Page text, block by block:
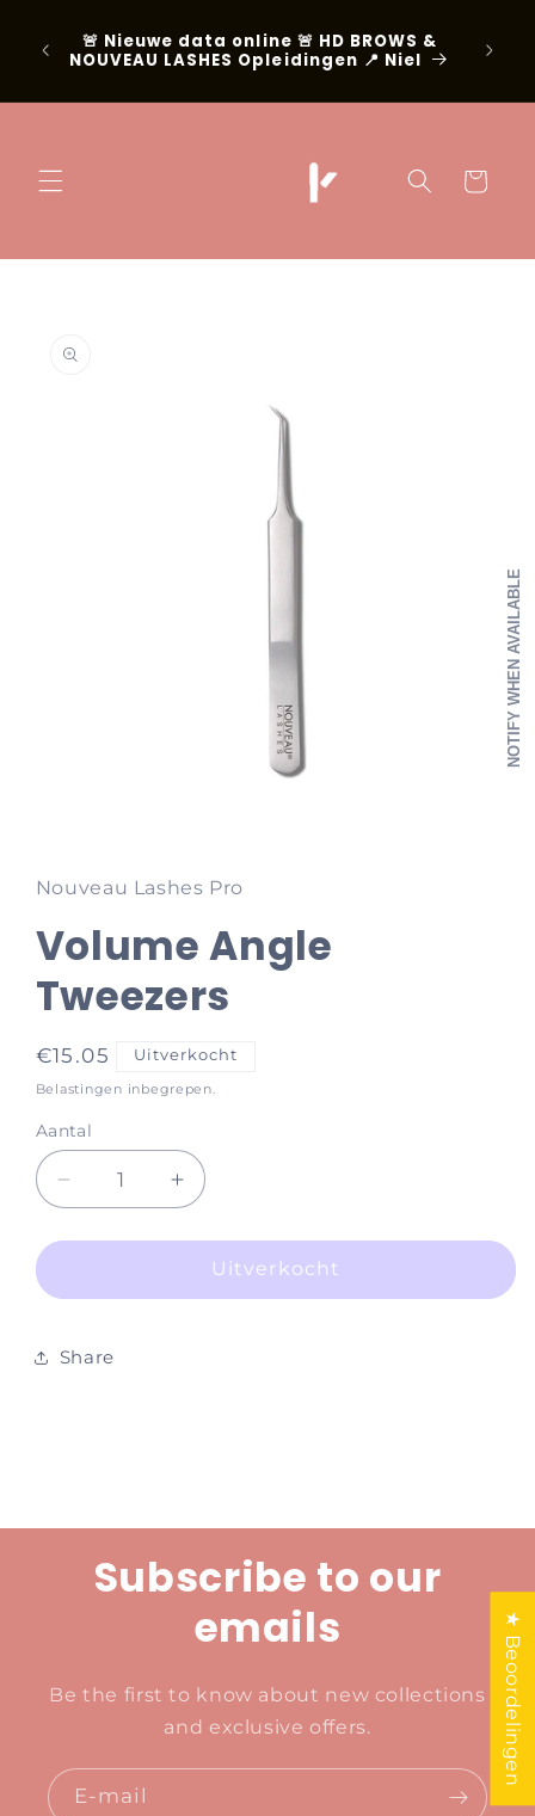
de content🚨 Nieuwe data online 🚨 HD BROWS &
NOUVEAU LASHES Opleidingen 📍 Niel
in
modaal
Nouveau Lashes Pro
Volume Angle
Tweezers
Normale
prijs
€15.05 Uitverkocht
Belastingen inbegrepen.
Aantal
Aantal
verlagen
voor
Angle
Aantal
verhogen
voor
Volume
Angle
Uitverkocht
Share
Subscribe to our
emails
Be the first to know about new collections
and exclusive offers.
E‑mail
★ Beoordelingen
NOTIFY WHEN AVAILABLE